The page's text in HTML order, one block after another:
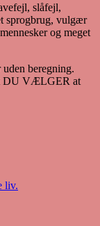
slåfejl,
sprogbrug, vulgær
og meget
beregning.
DU VÆLGER at
liv.